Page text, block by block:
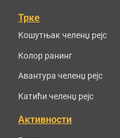
Трке
Кошутњак челенџ рејс
Колор ранинг
Авантура челенџ рејс
Катићи челенџ рејс
Активности